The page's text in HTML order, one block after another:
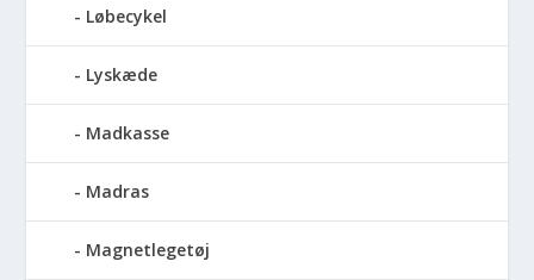
Løbecykel
Lyskæde
Madkasse
Madras
Magnetlegetøj